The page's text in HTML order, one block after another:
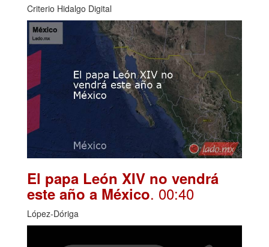
Criterio Hidalgo Digital
El papa León XIV no vendrá
este año a México. 00:40
López-Dóriga